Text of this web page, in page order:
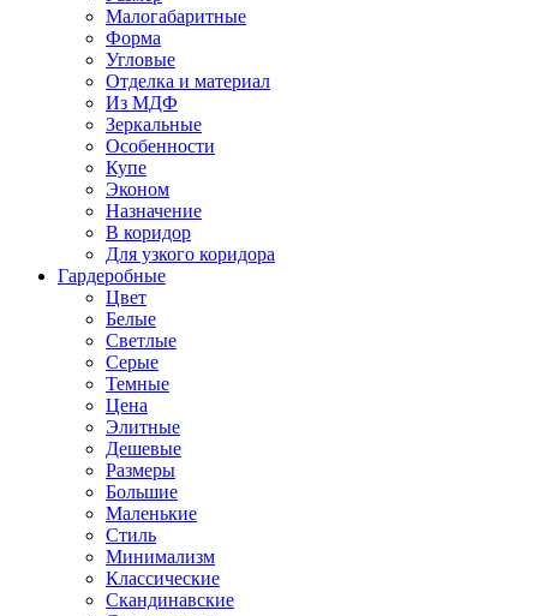
Малогабаритные
Форма
Угловые
Отделка и материал
Из МДФ
Зеркальные
Особенности
Купе
Эконом
Назначение
В коридор
Для узкого коридора
Гардеробные
Цвет
Белые
Светлые
Серые
Темные
Цена
Элитные
Дешевые
Размеры
Большие
Маленькие
Стиль
Минимализм
Классические
Скандинавские